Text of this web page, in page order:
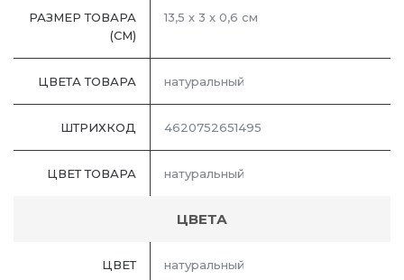
РАЗМЕР ТОВАРА
(СМ)
13,5 х 3 х 0,6 см
ЦВЕТА ТОВАРА натуральный
ШТРИХКОД 4620752651495
ЦВЕТ ТОВАРА натуральный
ЦВЕТА
ЦВЕТ натуральный